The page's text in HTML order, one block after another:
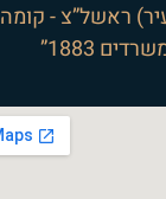
5, (גן העיר) ראשל”צ - קומה
1883”